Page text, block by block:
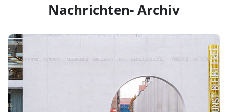
Nachrichten- Archiv